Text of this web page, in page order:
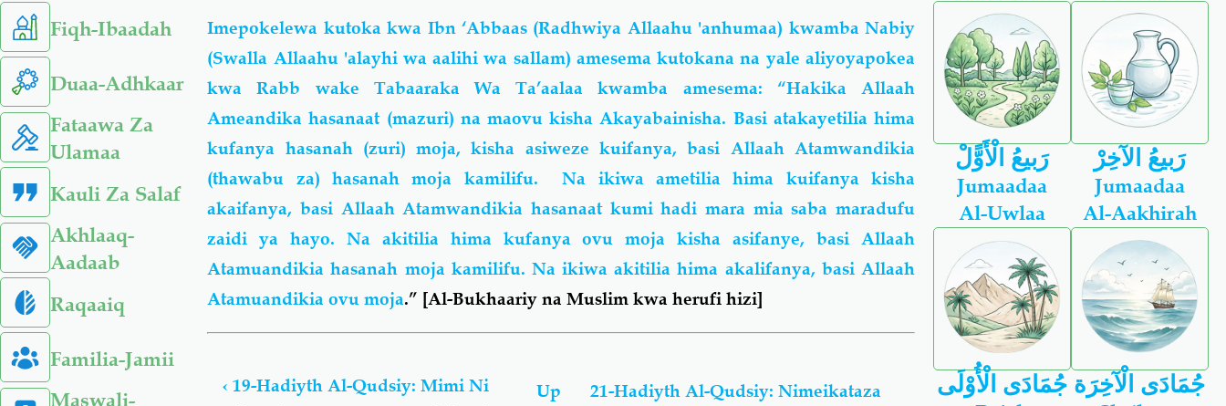
Fiqh-Ibaadah
Duaa-Adhkaar
Fataawa Za
Ulamaa
Kauli Za Salaf
Akhlaaq-
Aadaab
Raqaaiq
Familia-Jamii
Maswali-
Imepokelewa kutoka kwa Ibn ‘Abbaas (Radhwiya Allaahu 'anhumaa) kwamba Nabiy
(Swalla Allaahu 'alayhi wa aalihi wa sallam) amesema kutokana na yale aliyoyapokea
kwa Rabb wake Tabaaraka Wa Ta’aalaa kwamba amesema: “Hakika Allaah
Ameandika hasanaat (mazuri) na maovu kisha Akayabainisha. Basi atakayetilia hima
kufanya hasanah (zuri) moja, kisha asiweze kuifanya, basi Allaah Atamwandikia
(thawabu za) hasanah moja kamilifu. Na ikiwa ametilia hima kuifanya kisha
akaifanya, basi Allaah Atamwandikia hasanaat kumi hadi mara mia saba maradufu
zaidi ya hayo. Na akitilia hima kufanya ovu moja kisha asifanye, basi Allaah
Atamuandikia hasanah moja kamilifu. Na ikiwa akitilia hima akalifanya, basi Allaah
Atamuandikia ovu moja.” [Al-Bukhaariy na Muslim kwa herufi hizi]
links
‹ 19-Hadiyth Al-Qudsiy: Mimi Ni
Up
21-Hadiyth Al-Qudsiy: Nimeikataza
رَبيعُ الْأَوًّلْ رَبيعُ الآخِرْ
Jumaadaa
Al-Uwlaa
جُمَادَى الْأُوْلَى
Jumaadaa
Al-Aakhirah
جُمَادَى الْآخِرَة